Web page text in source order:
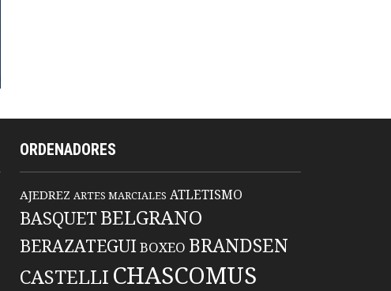
ORDENADORES
AJEDREZ ARTES MARCIALES ATLETISMO
BASQUET BELGRANO
BERAZATEGUIBOXEO BRANDSEN
CASTELLI CHASCOMUS